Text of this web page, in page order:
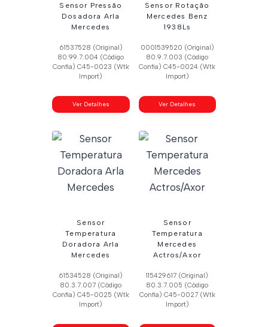
Sensor Pressão
Dosadora Arla
Mercedes
61537528 (Original)
80.99.7.004 (Código
Confia) C45-0023 (Wtk
Import)
Ver Detalhes
Sensor Rotação
Mercedes Benz
1938Ls
0001539520 (Original)
80.9.7.003 (Código
Confia) C45-0024 (Wtk
Import)
Ver Detalhes
Sensor
Temperatura
Doradora Arla
Mercedes
61534528 (Original)
80.3.7.007 (Código
Confia) C45-0025 (Wtk
Import)
Sensor
Temperatura
Mercedes
Actros/Axor
115429617 (Original)
80.3.7.005 (Código
Confia) C45-0027 (Wtk
Import)